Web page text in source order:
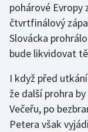
Jezdectví
Judo
Lezení
Lyže a
pohárové Evropy
čtvrtfinálový
Slovácka
bude likvidovat
I když před
že další prohra
Večeřu, po
Petera však